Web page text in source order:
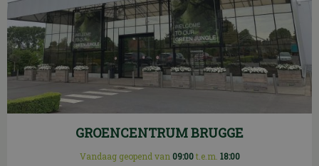
GROENCENTRUM BRUGGE
Vandaag geopend van 09:00t.e.m. 18:00